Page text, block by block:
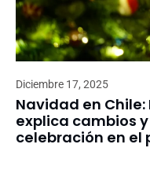
Diciembre 17, 2025
Navidad en
explica cambios
celebración en el